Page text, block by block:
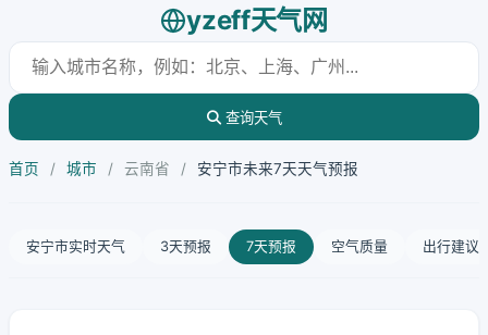
yzeff天气网
查询天气
首页 / 城市 / 云南省 / 安宁市未来7天天气预报
安宁市实时天气 3天预报 7天预报 空气质量 出行建议